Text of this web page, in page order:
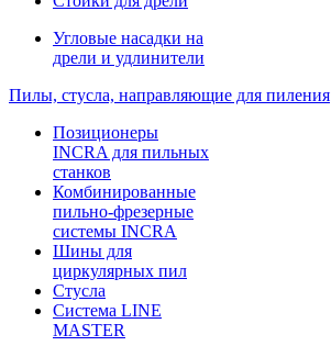
Угловые насадки на
дрели и удлинители
Пилы, стусла, направляющие для пиления
Позиционеры
INCRA для пильных
станков
Комбинированные
пильно-фрезерные
системы INCRA
Шины для
циркулярных пил
Стусла
Система LINE
MASTER